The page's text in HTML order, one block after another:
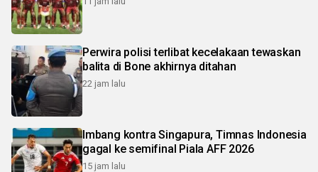
Perwira polisi terlibat kecelakaan tewaskan
balita di Bone akhirnya ditahan
22 jam lalu
Imbang kontra Singapura, Timnas Indonesia
gagal ke semifinal Piala AFF 2026
15 jam lalu